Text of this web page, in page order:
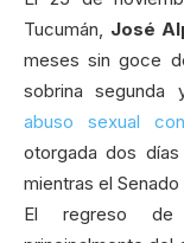
Tucumán, José
meses sin goce
sobrina segunda
abuso sexual
otorgada dos
mientras el
El regreso de